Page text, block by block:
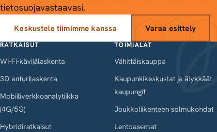
tietosuojavastaavasi.
Keskustele tiimimme kanssa Varaa esittely
RATKAISUT
Wi-Fi-kävijälaskenta
3D-anturilaskenta
Mobiiliverkkoanalytiikka
(4G/5G)
Hybridiratkaisut
TOIMIALAT
Vähittäiskauppa
Kaupunkikeskustat ja älykkäät
kaupungit
Joukkoliikenteen solmukohdat
Lentoasemat